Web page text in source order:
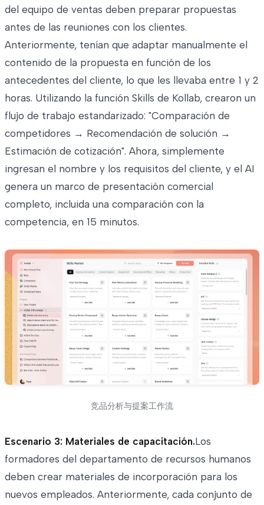
del equipo de ventas deben preparar propuestas
antes de las reuniones con los clientes.
Anteriormente, tenían que adaptar manualmente el
contenido de la propuesta en función de los
antecedentes del cliente, lo que les llevaba entre 1 y 2
horas. Utilizando la función Skills de Kollab, crearon un
flujo de trabajo estandarizado: "Comparación de
competidores → Recomendación de solución →
Estimación de cotización". Ahora, simplemente
ingresan el nombre y los requisitos del cliente, y el AI
genera un marco de presentación comercial
completo, incluida una comparación con la
competencia, en 15 minutos.
竞品分析与提案工作流
Escenario 3: Materiales de capacitación.Los
formadores del departamento de recursos humanos
deben crear materiales de incorporación para los
nuevos empleados. Anteriormente, cada conjunto de